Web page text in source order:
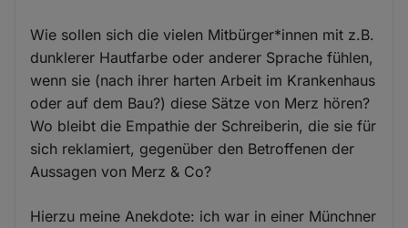
Wie sollen sich die vielen Mitbürger*innen mit z.B.
dunklerer Hautfarbe oder anderer Sprache fühlen,
wenn sie (nach ihrer harten Arbeit im Krankenhaus
oder auf dem Bau?) diese Sätze von Merz hören?
Wo bleibt die Empathie der Schreiberin, die sie für
sich reklamiert, gegenüber den Betroffenen der
Aussagen von Merz & Co?
Hierzu meine Anekdote: ich war in einer Münchner